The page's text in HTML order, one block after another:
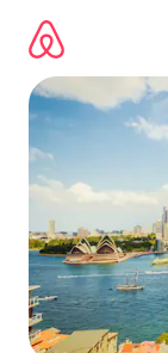
chuig
ábhar